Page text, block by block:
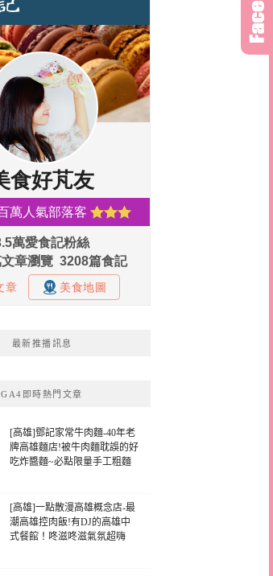
最新推播訊息
GA4即時熱門文章
[高雄]鄧記家常牛肉麵-40年老
牌高雄麵店!被牛肉麵耽誤的好
吃炸醬麵~必點限量手工粗麵
[高雄]一點散漫高雄概念店-最
潮高雄控肉飯!有DJ的高雄中
式餐館！咚滋咚滋氣氛超嗨